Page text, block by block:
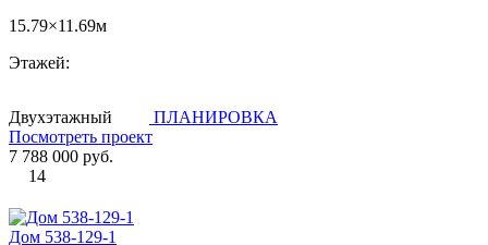
15.79×11.69м
Этажей:
Двухэтажный
ПЛАНИРОВКА
Посмотреть проект
7 788 000 руб.
14
Дом 538-129-1